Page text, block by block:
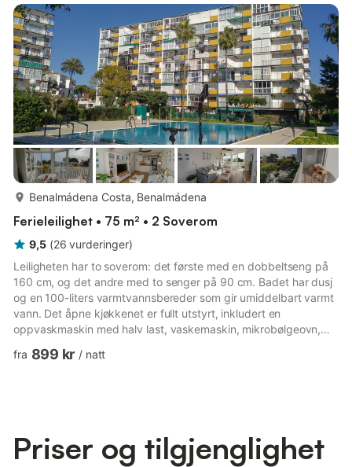
kjøkkenet er perfekt for å tilberede deilige måltider, komplett
med moderne apparater og god lagringsplass. Med 3 soverom
og 2 b...
Benalmádena Costa, Benalmádena
Ferieleilighet • 75 m² • 2 Soverom
9,5 (26 vurderinger)
Leiligheten har to soverom: det første med en dobbeltseng på
160 cm, og det andre med to senger på 90 cm. Badet har dusj
og en 100-liters varmtvannsbereder som gir umiddelbart varmt
vann. Det åpne kjøkkenet er fullt utstyrt, inkludert en
oppvaskmaskin med halv last, vaskemaskin, mikrobølgeovn,
(kapsel og italiensk), vannkoker og alt nødvendig kjøkkenutstyr
fra 899 kr / natt
Priser og tilgjenglighet